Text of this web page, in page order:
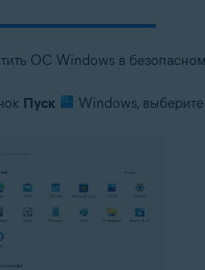
ОС Windows в
Пуск Windows, выберите